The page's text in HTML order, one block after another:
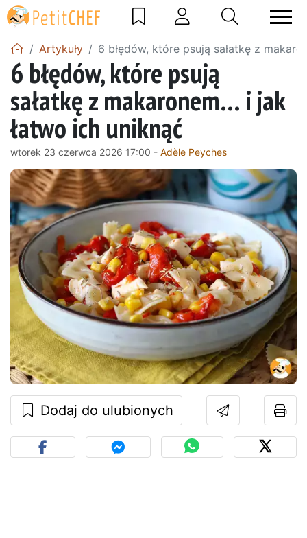
Artykuły 6 błędów, które psują sałatkę z
6 błędów, które psują
sałatkę z makaronem… i jak
łatwo ich uniknąć
wtorek 23 czerwca 2026 17:00 - Adèle Peyches
Dodaj do ulubionych